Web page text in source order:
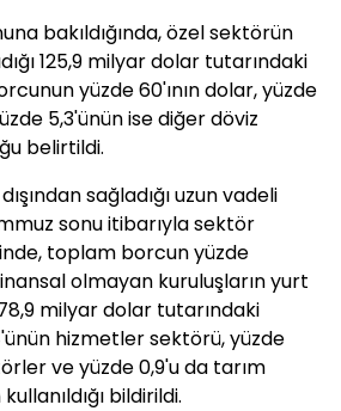
bakıldığında, özel sektörün
125,9 milyar dolar tutarındaki
yüzde 60'ının dolar, yüzde
5,3'ünün ise diğer döviz
belirtildi.
sağladığı uzun vadeli
sonu itibarıyla sektör
toplam borcun yüzde
olmayan kuruluşların yurt
78,9 milyar dolar tutarındaki
hizmetler sektörü, yüzde
ve yüzde 0,9'u da tarım
bildirildi.